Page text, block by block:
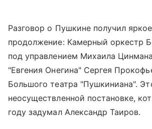
Разговор о Пушкине получил
продолжение: Камерный оркестр
под управлением Михаила
"Евгения Онегина" Сергея
Большого театра "Пушкиниана".
неосуществленной постановке,
году задумал Александр Таиров.